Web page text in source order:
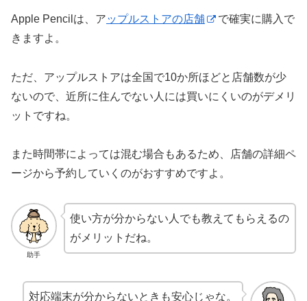
Apple Pencilは、アップルストアの店舗
で確実に購入で
きますよ。
ただ、アップルストアは全国で10か所ほどと店舗数が少
ないので、近所に住んでない人には買いにくいのがデメリ
ットですね。
また時間帯によっては混む場合もあるため、店舗の詳細ペ
ージから予約していくのがおすすめですよ。
助手
使い方が分からない人でも教えてもらえるの
がメリットだね。
対応端末が分からないときも安心じゃな。